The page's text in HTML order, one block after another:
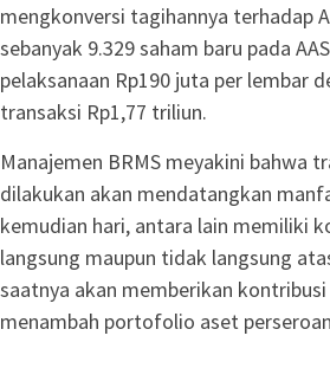
mengkonversi tagihannya terhadap
sebanyak 9.329 saham baru pada
pelaksanaan Rp190 juta per lembar
transaksi Rp1,77 triliun.
Manajemen BRMS meyakini bahwa
dilakukan akan mendatangkan
kemudian hari, antara lain memiliki
langsung maupun tidak langsung
saatnya akan memberikan
menambah portofolio aset